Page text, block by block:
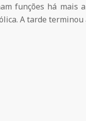
funções há mais
A tarde terminou